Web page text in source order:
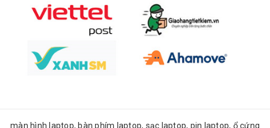
màn hình laptop, bàn phím laptop, sạc laptop, pin laptop, ổ cứng